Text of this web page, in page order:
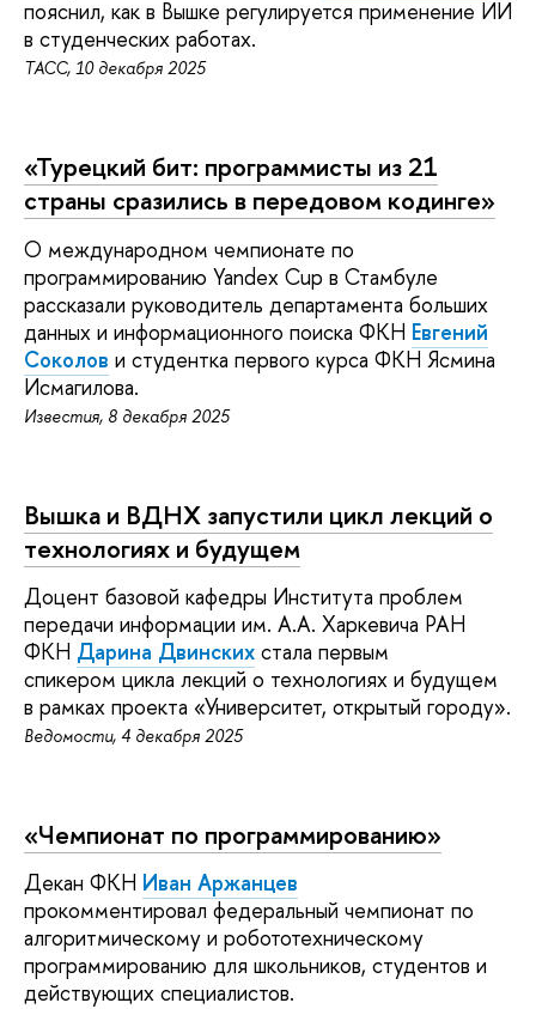
пояснил, как в Вышке регулируется применение ИИ
в студенческих работах.
ТАСС, 10 декабря 2025
«Турецкий бит: программисты из 21
страны сразились в передовом кодинге»
О международном чемпионате по
программированию Yandex Cup в Стамбуле
рассказали руководитель департамента больших
данных и информационного поиска ФКН Евгений
Соколов и студентка первого курса ФКН Ясмина
Исмагилова.
Известия, 8 декабря 2025
Вышка и ВДНХ запустили цикл лекций о
технологиях и будущем
Доцент базовой кафедры Института проблем
передачи информации им. А.А. Харкевича РАН
ФКН Дарина Двинских стала первым
спикером цикла лекций о технологиях и будущем
в рамках проекта «Университет, открытый городу».
Ведомости, 4 декабря 2025
«Чемпионат по программированию»
Декан ФКН Иван Аржанцев
прокомментировал федеральный чемпионат по
алгоритмическому и робототехническому
программированию для школьников, студентов и
действующих специалистов.